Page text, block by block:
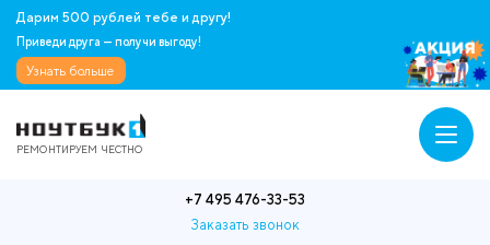
Дарим 500 рублей тебе и другу!
Приведи друга — получи выгоду!
Узнать больше
РЕМОНТИРУЕМ ЧЕСТНО
+7 495 476-33-53
Заказать звонок